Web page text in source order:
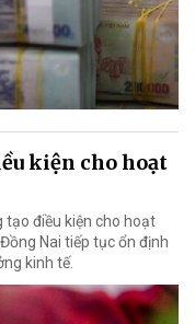
kiện cho hoạt
tạo điều kiện cho hoạt
Nai tiếp tục ổn định
kinh tế.